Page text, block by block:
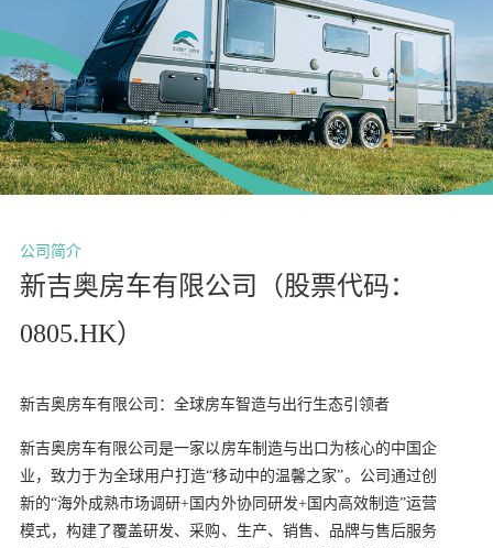
公司简介
新吉奥房车有限公司（股票代码：
0805.HK）
新吉奥房车有限公司：全球房车智造与出行生态引领者
新吉奥房车有限公司是一家以房车制造与出口为核心的中国企
业，致力于为全球用户打造“移动中的温馨之家”。公司通过创
新的“海外成熟市场调研+国内外协同研发+国内高效制造”运营
模式，构建了覆盖研发、采购、生产、销售、品牌与售后服务